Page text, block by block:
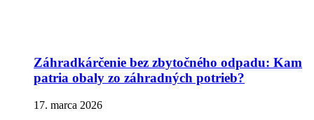
Záhradkárčenie bez zbytočného odpadu: Kam
patria obaly zo záhradných potrieb?
17. marca 2026